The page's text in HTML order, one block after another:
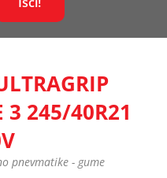
3 245/40R21
pnevmatike - gume